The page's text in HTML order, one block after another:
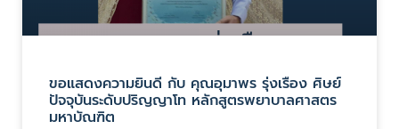
ขอแสดงความยินดี กับ คุณอุมาพร รุ่งเรือง ศิษย์
ปัจจุบันระดับปริญญาโท หลักสูตรพยาบาลศาสตร
มหาบัณฑิต